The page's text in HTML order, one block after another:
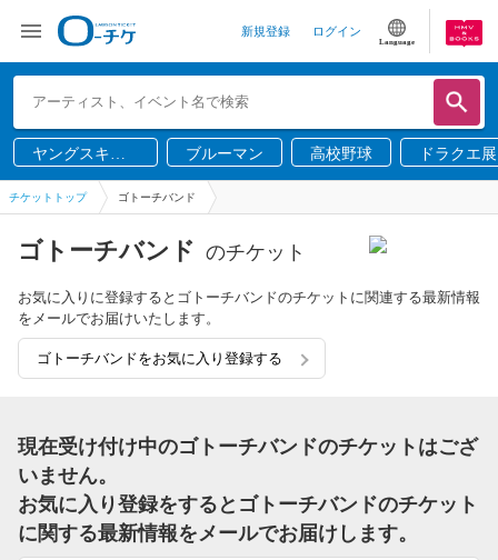
新規登録 ログイン
Language
ヤングスキニ
ー
ブルーマン 高校野球 ドラクエ展
チケットトップ ゴトーチバンド
ゴトーチバンド のチケット
お気に入りに登録するとゴトーチバンドのチケットに関連する最新情報
をメールでお届けいたします。
ゴトーチバンドをお気に入り登録する
現在受け付け中のゴトーチバンドのチケットはござ
いません。
お気に入り登録をするとゴトーチバンドのチケット
に関する最新情報をメールでお届けします。